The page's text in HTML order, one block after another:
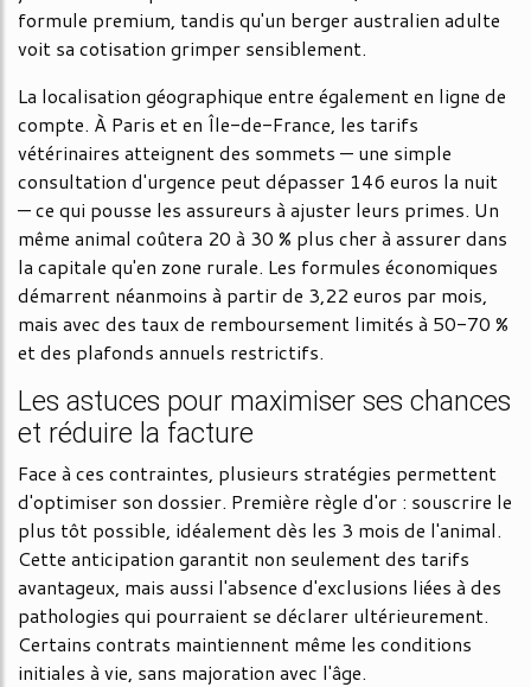
formule premium, tandis qu'un berger australien adulte
voit sa cotisation grimper sensiblement.
La localisation géographique entre également en ligne de
compte. À Paris et en Île-de-France, les tarifs
vétérinaires atteignent des sommets — une simple
consultation d'urgence peut dépasser 146 euros la nuit
— ce qui pousse les assureurs à ajuster leurs primes. Un
même animal coûtera 20 à 30 % plus cher à assurer dans
la capitale qu'en zone rurale. Les formules économiques
démarrent néanmoins à partir de 3,22 euros par mois,
mais avec des taux de remboursement limités à 50-70 %
et des plafonds annuels restrictifs.
Les astuces pour maximiser ses chances
et réduire la facture
Face à ces contraintes, plusieurs stratégies permettent
d'optimiser son dossier. Première règle d'or : souscrire le
plus tôt possible, idéalement dès les 3 mois de l'animal.
Cette anticipation garantit non seulement des tarifs
avantageux, mais aussi l'absence d'exclusions liées à des
pathologies qui pourraient se déclarer ultérieurement.
Certains contrats maintiennent même les conditions
initiales à vie, sans majoration avec l'âge.